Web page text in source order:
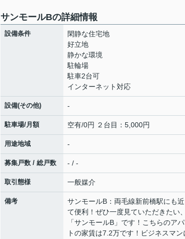
サンモールBの詳細情報
設備条件
閑静な住宅地
好立地
静かな環境
駐輪場
駐車2台可
インターネット対応
設備(その他) -
駐車場/月額 空有/0円 ２台目：5,000円
用途地域 -
募集戸数 / 総戸数 - / -
取引態様 一般媒介
備考
サンモールB：両毛線新前橋駅にも
て便利！ぜひ一度見ていただきたい
「サンモールB」です！こちらのア
トの家賃は7.2万です！ビジネスマン